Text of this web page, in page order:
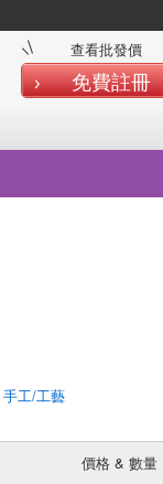
查看批發價
免費註冊
手工/工藝
價格 & 數量